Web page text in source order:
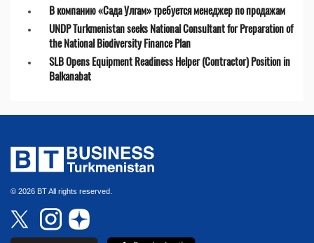
В компанию «Сада Улгам» требуется менеджер по продажам
UNDP Turkmenistan seeks National Consultant for Preparation of
the National Biodiversity Finance Plan
SLB Opens Equipment Readiness Helper (Contractor) Position in
Balkanabat
© 2026 BT All rights reserved.